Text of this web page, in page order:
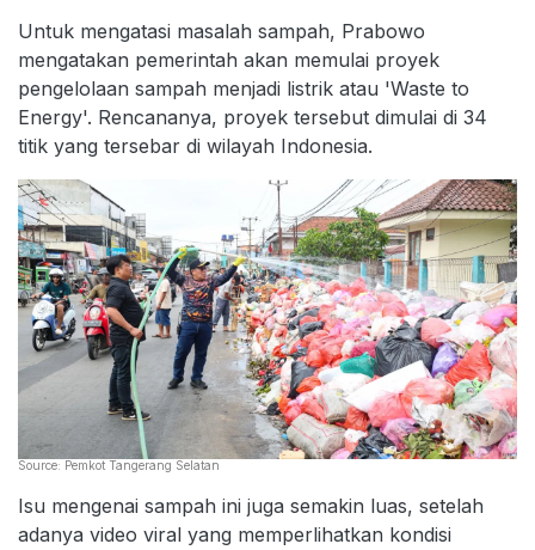
Untuk mengatasi masalah sampah, Prabowo
mengatakan pemerintah akan memulai proyek
pengelolaan sampah menjadi listrik atau 'Waste to
Energy'. Rencananya, proyek tersebut dimulai di 34
titik yang tersebar di wilayah Indonesia.
Source: Pemkot Tangerang Selatan
Isu mengenai sampah ini juga semakin luas, setelah
adanya video viral yang memperlihatkan kondisi